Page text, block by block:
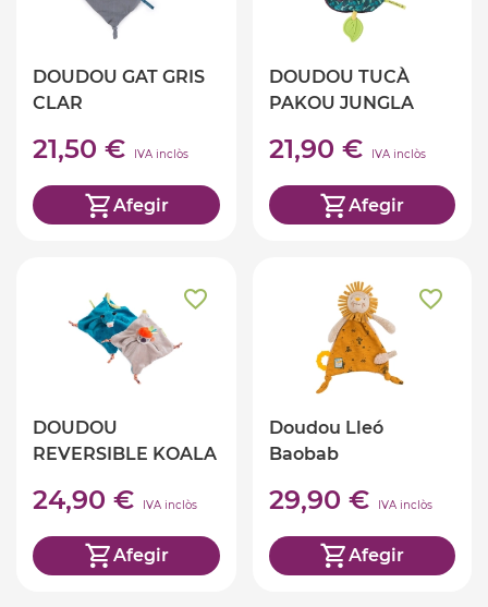
DOUDOU GAT GRIS
CLAR
21,50 € IVA inclòs
Afegir
DOUDOU TUCÀ
PAKOU JUNGLA
21,90 € IVA inclòs
Afegir
DOUDOU
REVERSIBLE KOALA
24,90 € IVA inclòs
Afegir
Doudou Lleó
Baobab
29,90 € IVA inclòs
Afegir